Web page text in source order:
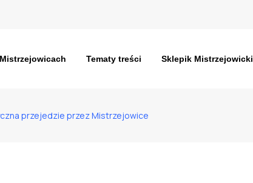
Tematy treści Sklepik Mistrzejowicki
przejedzie przez Mistrzejowice